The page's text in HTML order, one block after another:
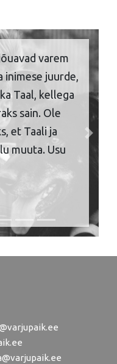
varem
inimese juurde,
Taal, kellega
sain. Ole
et Taali ja
muuta. Usu
Next